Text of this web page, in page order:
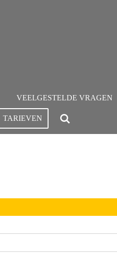
VEELGESTELDE VRAGEN
TARIEVEN